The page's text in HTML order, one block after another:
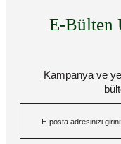
E-Bülten
Kampanya ve